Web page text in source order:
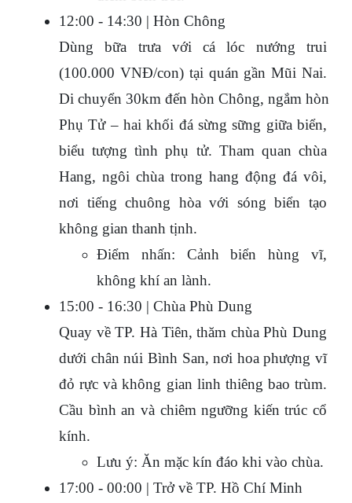
12:00 - 14:30 | Hòn Chông
Dùng bữa trưa với cá lóc nướng trui
(100.000 VNĐ/con) tại quán gần Mũi Nai.
Di chuyển 30km đến hòn Chông, ngắm hòn
Phụ Tử – hai khối đá sừng sững giữa biển,
biểu tượng tình phụ tử. Tham quan chùa
Hang, ngôi chùa trong hang động đá vôi,
nơi tiếng chuông hòa với sóng biển tạo
không gian thanh tịnh.
Điểm nhấn: Cảnh biển hùng vĩ,
không khí an lành.
15:00 - 16:30 | Chùa Phù Dung
Quay về TP. Hà Tiên, thăm chùa Phù Dung
dưới chân núi Bình San, nơi hoa phượng vĩ
đỏ rực và không gian linh thiêng bao trùm.
Cầu bình an và chiêm ngưỡng kiến trúc cổ
kính.
Lưu ý: Ăn mặc kín đáo khi vào chùa.
17:00 - 00:00 | Trở về TP. Hồ Chí Minh